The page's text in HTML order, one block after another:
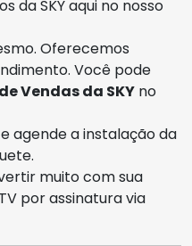
da SKY aqui no nosso
Oferecemos
Você pode
Vendas da SKY no
agende a instalação da
muito com sua
por assinatura via